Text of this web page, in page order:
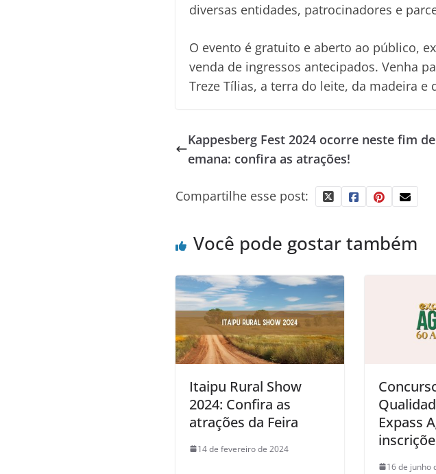
diversas entidades, patrocinadores e
O evento é gratuito e aberto ao público,
venda de ingressos antecipados. Venha
Treze Tílias, a terra do leite, da madeira e
Kappesberg Fest 2024 ocorre neste fim
emana: confira as atrações!
Compartilhe esse post:
Você pode gostar também
Itaipu Rural Show
2024: Confira as
atrações da Feira
14 de fevereiro de 2024
Expass
16 de junho